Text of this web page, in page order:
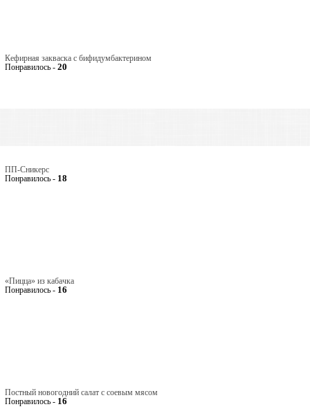
Кефирная закваска с бифидумбактерином
Понравилось - 20
ПП-Сникерс
Понравилось - 18
«Пицца» из кабачка
Понравилось - 16
Постный новогодний салат с соевым мясом
Понравилось - 16